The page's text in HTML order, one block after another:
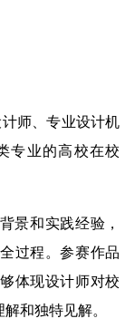
师、专业设计机
专业的高校在校
景和实践经验，
过程。参赛作品
体现设计师对校
和独特见解。